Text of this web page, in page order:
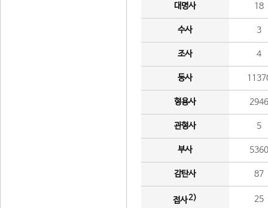
대명사 18
수사 3
조사 4
동사
형용사 2946
관형사 5
부사 5360
감탄사 87
접사2) 25